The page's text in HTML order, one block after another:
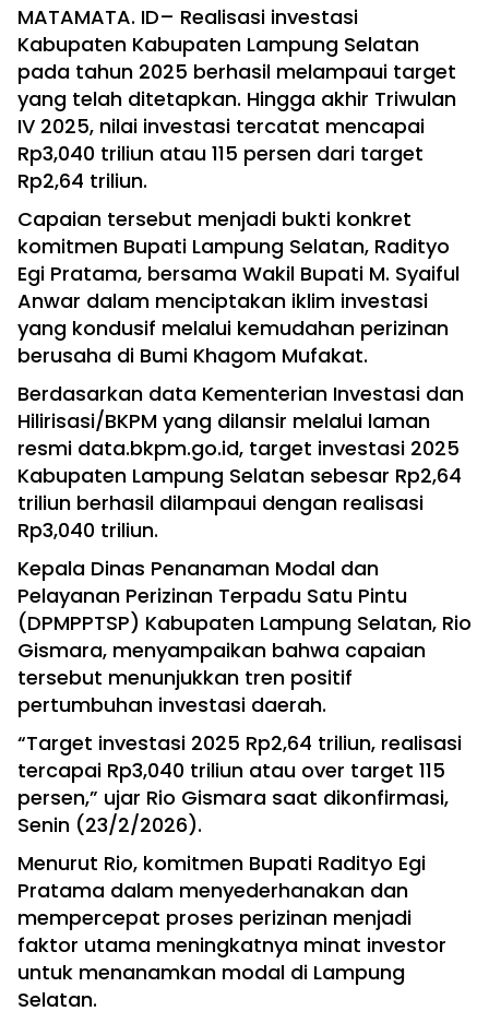
MATAMATA. ID– Realisasi investasi
Kabupaten Kabupaten Lampung Selatan
pada tahun 2025 berhasil melampaui target
yang telah ditetapkan. Hingga akhir Triwulan
IV 2025, nilai investasi tercatat mencapai
Rp3,040 triliun atau 115 persen dari target
Rp2,64 triliun.
Capaian tersebut menjadi bukti konkret
komitmen Bupati Lampung Selatan, Radityo
Egi Pratama, bersama Wakil Bupati M. Syaiful
Anwar dalam menciptakan iklim investasi
yang kondusif melalui kemudahan perizinan
berusaha di Bumi Khagom Mufakat.
Berdasarkan data Kementerian Investasi dan
Hilirisasi/BKPM yang dilansir melalui laman
resmi data.bkpm.go.id, target investasi 2025
Kabupaten Lampung Selatan sebesar Rp2,64
triliun berhasil dilampaui dengan realisasi
Rp3,040 triliun.
Kepala Dinas Penanaman Modal dan
Pelayanan Perizinan Terpadu Satu Pintu
(DPMPPTSP) Kabupaten Lampung Selatan, Rio
Gismara, menyampaikan bahwa capaian
tersebut menunjukkan tren positif
pertumbuhan investasi daerah.
“Target investasi 2025 Rp2,64 triliun, realisasi
tercapai Rp3,040 triliun atau over target 115
persen,” ujar Rio Gismara saat dikonfirmasi,
Senin (23/2/2026).
Menurut Rio, komitmen Bupati Radityo Egi
Pratama dalam menyederhanakan dan
mempercepat proses perizinan menjadi
faktor utama meningkatnya minat investor
untuk menanamkan modal di Lampung
Selatan.